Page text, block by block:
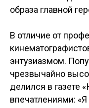
образа главной
В отличие от
энтузиазмом.
чрезвычайно
делился в газете
впечатлениями: